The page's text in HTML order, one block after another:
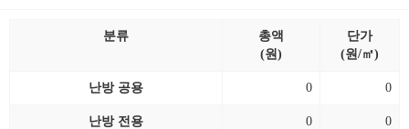
분류
총액
(원)
단가
(원/㎡)
난방 공용 0 0
난방 전용 0 0